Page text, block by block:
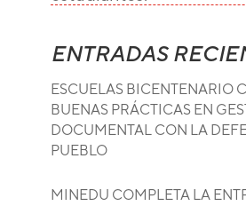
ENTRADAS
ESCUELAS BICENTENARIO
BUENAS PRÁCTICAS EN
DOCUMENTAL CON LA
PUEBLO
MINEDU COMPLETA LA